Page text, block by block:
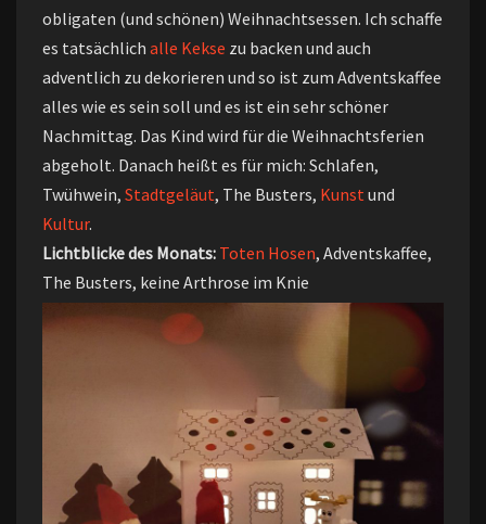
obligaten (und schönen) Weihnachtsessen. Ich schaffe
es tatsächlich alle Kekse zu backen und auch
adventlich zu dekorieren und so ist zum Adventskaffee
alles wie es sein soll und es ist ein sehr schöner
Nachmittag. Das Kind wird für die Weihnachtsferien
abgeholt. Danach heißt es für mich: Schlafen,
Twühwein, Stadtgeläut, The Busters, Kunstund
Kultur.
Lichtblicke des Monats: Toten Hosen, Adventskaffee,
The Busters, keine Arthrose im Knie